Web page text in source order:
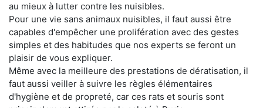
au mieux à lutter contre les nuisibles.
Pour une vie sans animaux nuisibles, il faut aussi être
capables d'empêcher une prolifération avec des gestes
simples et des habitudes que nos experts se feront un
plaisir de vous expliquer.
Même avec la meilleure des prestations de dératisation, il
faut aussi veiller à suivre les règles élémentaires
d'hygiène et de propreté, car ces rats et souris sont